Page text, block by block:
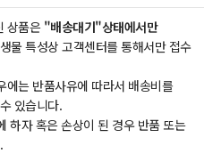
상품은 "배송대기"상태에서만
물 특성상 고객센터를 통해서만 접수
에는 반품사유에 따라서 배송비를
있습니다.
하자 혹은 손상이 된 경우 반품 또는